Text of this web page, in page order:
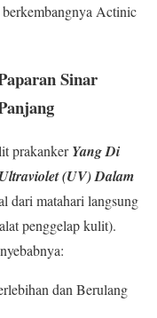
Actinic
Sinar
prakankerYang Di
(UV) Dalam
dari matahari langsung
penggelap kulit).
dan Berulang